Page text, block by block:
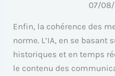
07/
Enfin, la cohérence des
norme. L’IA, en se basant
historiques et en temps
le contenu des